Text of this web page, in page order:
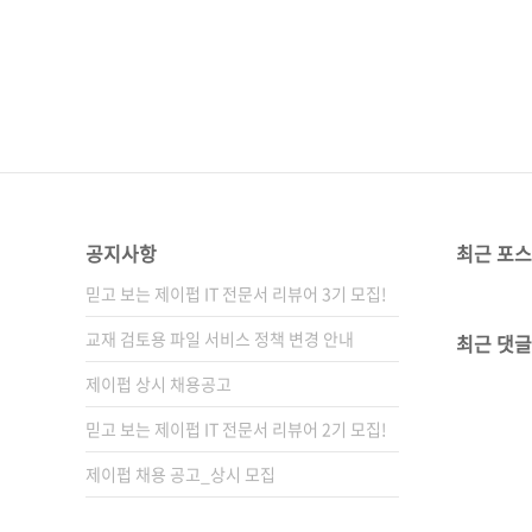
공지사항
믿고 보는 제이펍 IT 전문서 리뷰어 3기 모집!
교재 검토용 파일 서비스 정책 변경 안내
제이펍 상시 채용공고
믿고 보는 제이펍 IT 전문서 리뷰어 2기 모집!
제이펍 채용 공고_상시 모집
최근 포
최근 댓글